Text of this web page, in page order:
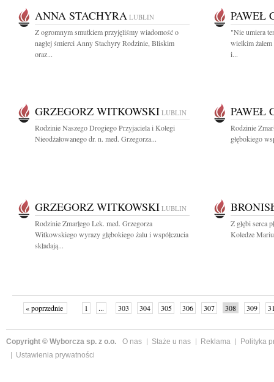
ANNA STACHYRA LUBLIN
Z ogromnym smutkiem przyjęliśmy wiadomość o
nagłej śmierci Anny Stachyry Rodzinie, Bliskim
oraz...
PAWEŁ
"Nie umiera
wielkim żalem
i...
GRZEGORZ WITKOWSKI LUBLIN
Rodzinie Naszego Drogiego Przyjaciela i Kolegi
Nieodżałowanego dr. n. med. Grzegorza...
PAWEŁ
Rodzinie
głębokiego
GRZEGORZ WITKOWSKI LUBLIN
Rodzinie Zmarłego Lek. med. Grzegorza
Witkowskiego wyrazy głębokiego żalu i współczucia
składają...
Z głębi serca
Koledze
« poprzednie 1 ... 303 304 305 306 307 308 309
Copyright © Wyborcza sp. z o.o. O nas Staże u nas Reklama
Polityka
Ustawienia prywatności